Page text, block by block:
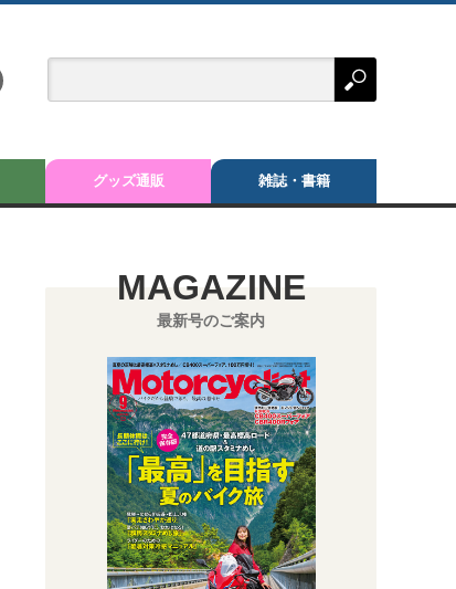
グッズ通販 雑誌・書籍
ニンジャ250（2013〜）のメーター。よりスポーテ
のデジタル式速度計というレイアウトで、液晶には燃
MAGAZINE
最新号のご案内